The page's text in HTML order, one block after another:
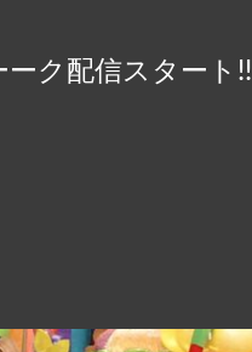
ーク配信スタート!!